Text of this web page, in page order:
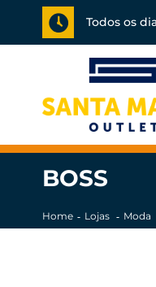
Todos os
BOSS
Home Lojas Moda